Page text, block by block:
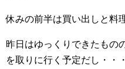
休みの前半は買い出しと料
昨日はゆっくりできたもの
を取りに行く予定だし・・・